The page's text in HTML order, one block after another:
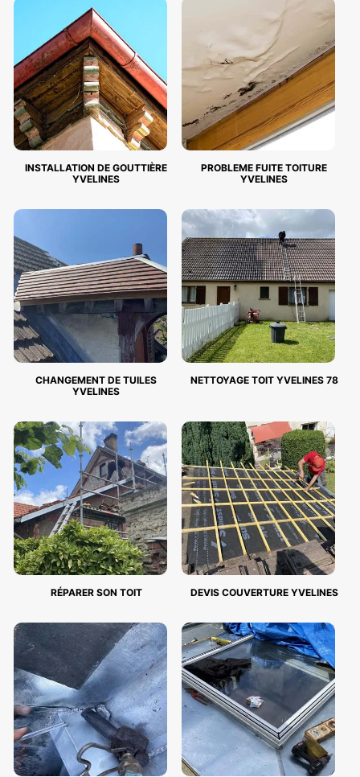
INSTALLATION DE GOUTTIÈRE
YVELINES
PROBLEME FUITE TOITURE
YVELINES
CHANGEMENT DE TUILES
YVELINES
NETTOYAGE TOIT YVELINES 78
RÉPARER SON TOIT DEVIS COUVERTURE YVELINES